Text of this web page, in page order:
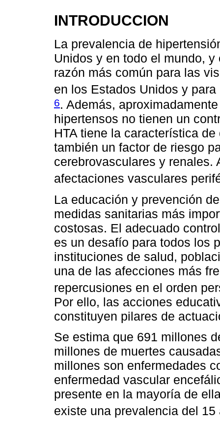
INTRODUCCION
La prevalencia de
Unidos y en todo el mundo,
razón más común para las
en los Estados Unidos y
6. Además,
hipertensos no tienen un
HTA tiene la característica
también un factor de riesgo
cerebrovasculares y renales.
afectaciones vasculares
La educación y prevención
medidas sanitarias más
costosas. El adecuado
es un desafío para todos los
instituciones de salud,
una de las afecciones más
repercusiones en el orden
Por ello, las acciones
constituyen pilares de
Se estima que 691 millones
millones de muertes
millones son enfermedades
enfermedad vascular
presente en la mayoría de
existe una prevalencia del